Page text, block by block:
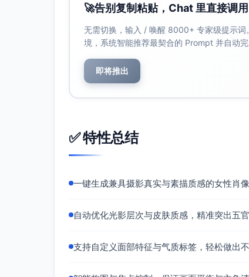
🚀告别复制粘贴，Chat 里直接调用
无需切换，输入 / 唤醒 8000+ 专家级提示
境，系统智能推荐最契合的 Prompt 并自动
即将推出
✅ 特性总结
一键生成兼具摄影真实与素描质感的女性肖
自动优化光影层次与皮肤质感，精准突出五
支持自定义面部特征与气质标签，轻松做出